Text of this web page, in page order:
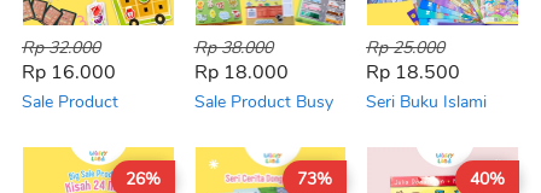
Rp 32.000
Rp 16.000
Sale Product
Minor
Rp 38.000
Rp 18.000
Sale Product Busy
Rp 25.000
Rp 18.500
Seri Buku Islami
26% 73% 40%